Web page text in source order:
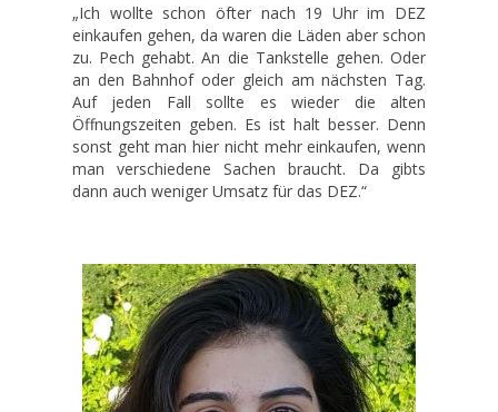
„Ich wollte schon öfter nach 19 Uhr im DEZ
einkaufen gehen, da waren die Läden aber schon
zu. Pech gehabt. An die Tankstelle gehen. Oder
an den Bahnhof oder gleich am nächsten Tag.
Auf jeden Fall sollte es wieder die alten
Öffnungszeiten geben. Es ist halt besser. Denn
sonst geht man hier nicht mehr einkaufen, wenn
man verschiedene Sachen braucht. Da gibts
dann auch weniger Umsatz für das DEZ.“